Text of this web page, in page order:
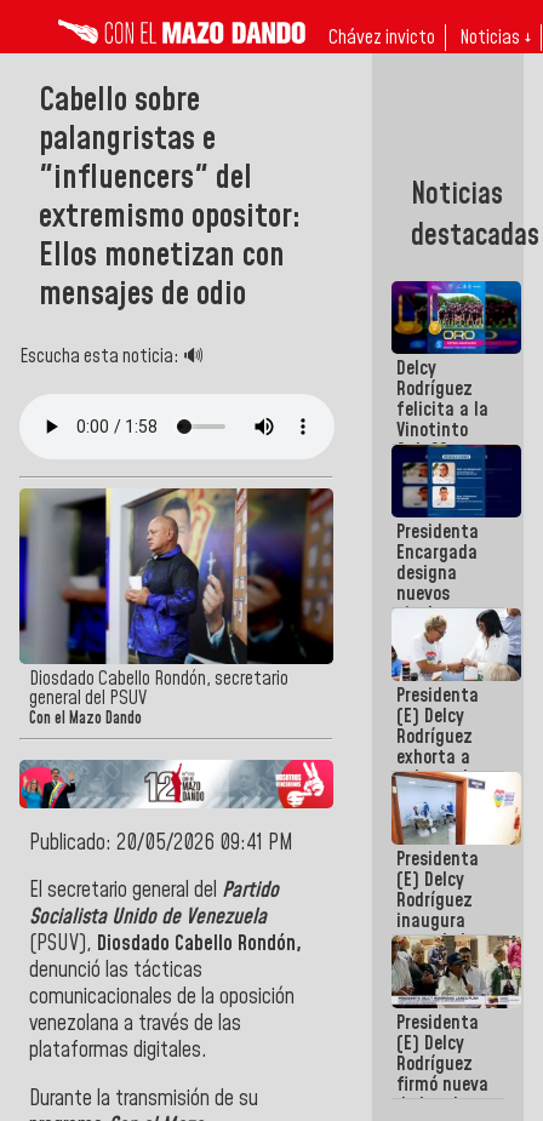
Chávez invicto Noticias ↓
Cabello sobre
palangristas e
"influencers" del
extremismo opositor:
Ellos monetizan con
mensajes de odio
Escucha esta noticia: 🔊
Diosdado Cabello Rondón, secretario
general del PSUV
Con el Mazo Dando
Publicado: 20/05/2026 09:41 PM
El secretario general del Partido
Socialista Unido de Venezuela
(PSUV), Diosdado Cabello Rondón,
denunció las tácticas
comunicacionales de la oposición
venezolana a través de las
plataformas digitales.
Durante la transmisión de su
Noticias
destacadas
Delcy
Rodríguez
felicita a la
Vinotinto
Sub 20
campeona
frente
México Sub
23 en los
Centroamericanos
Presidenta
Encargada
designa
nuevos
titulares en
Viceministerio
de Energía
Eléctrica y
CORPOELEC
Presidenta
(E) Delcy
Rodríguez
exhorta a
gobernadores
y alcaldes a
edificar
casas para
abuelos
Presidenta
(E) Delcy
Rodríguez
inaugura
casa de los
Abuelos
Primavera
en Caracas
Presidenta
(E) Delcy
Rodríguez
firmó nueva
de Ley de